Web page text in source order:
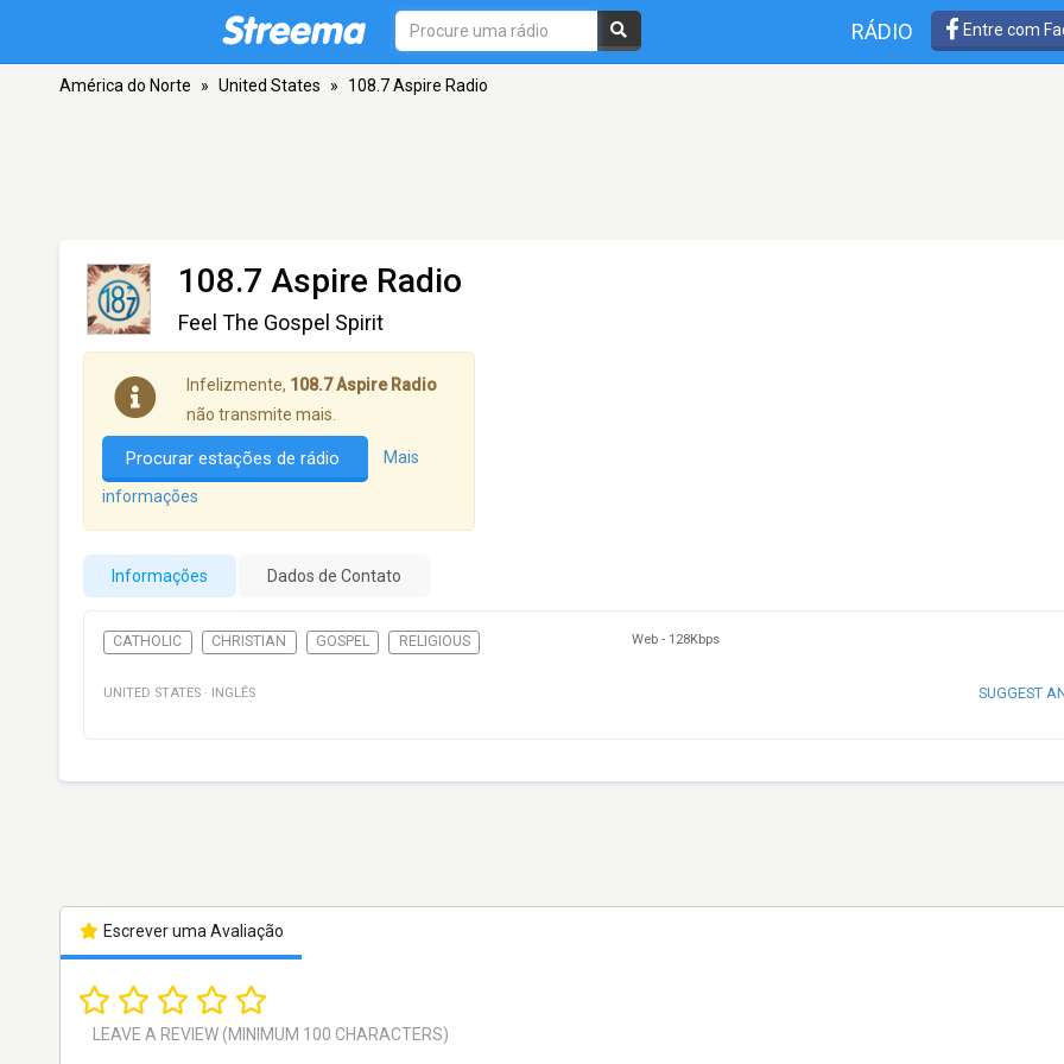
RÁDIO Entre com
América do Norte » United States » 108.7 Aspire Radio
108.7 Aspire Radio
Feel The Gospel Spirit
Infelizmente, 108.7 Aspire Radio
não transmite mais.
Procurar estações de rádio Mais
informações
Informações Dados de Contato
CATHOLIC CHRISTIAN GOSPEL RELIGIOUS Web - 128Kbps
UNITED STATES · INGLÊS SUGGEST
Escrever uma Avaliação